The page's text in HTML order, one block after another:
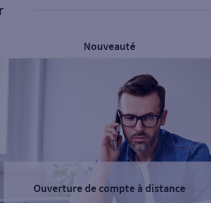
Nouveauté
Ouverture de compte à distance